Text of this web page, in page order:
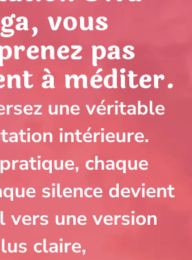
vous
pas
á mèditer.
une véritable
intérieure.
chaque
silence devient
vers une version
claire,